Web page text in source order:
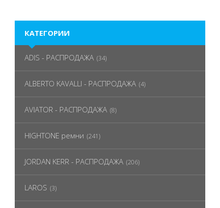
КАТЕГОРИИ
ADIS - РАСПРОДАЖА (34)
ALBERTO KAVALLI - РАСПРОДАЖА (4)
AVIATOR - РАСПРОДАЖА (8)
HIGHTONE ремни (241)
JORDAN KERR - РАСПРОДАЖА (206)
LAROS (3)